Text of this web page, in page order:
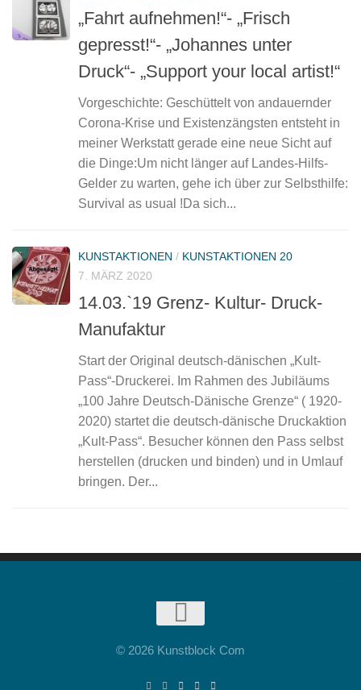
„Fahrt aufnehmen!“- „Frisch
gepresst!“- „Johannes unter
Druck“- „Support your local artist!“
Vorgeschichte: Geschüttelt von andauernder
Corona-Krise und Existenzängsten entsteht in
meiner Werkstatt gerade eine neue Sicht auf
die Dinge:Um nicht länger auf Landes-Hilfs-
Gelder zu warten, gehe ich über zur Selbsthilfe:
Survival as usual !Da sich...
KUNSTAKTIONEN / KUNSTAKTIONEN 20
7. MÄRZ 2020
14.03.`19 Grenz- Kultur- Druck-
Manufaktur
Start der Original deutsch-dänischen „Kult-
Pass“-Druckerei. Im Rahmen des Jubiläums
„100 Jahre Deutsch-Dänische Grenze“ ( 1920-
2020) startet die deutsch-dänische Druckaktion
„Kult-Pass“. Besucher können den Pass selbst
herstellen (drucken und binden) und in Umlauf
bringen. Der...
© 2026 Kunstblock Com